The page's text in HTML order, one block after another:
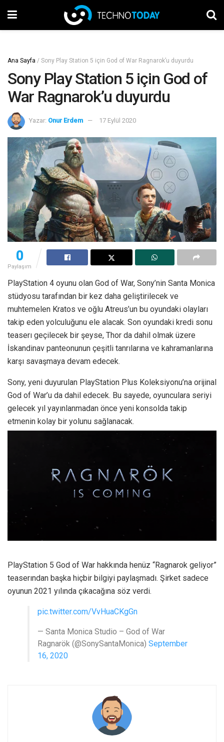
Ana Sayfa / Sony Play Station 5 için God of War Ragnarok’u duyurdu
Sony Play Station 5 için God of
War Ragnarok’u duyurdu
Yazar: Onur Erdem 17 Eylül 2020
0
Paylaşım
PlayStation 4 oyunu olan God of War, Sony’nin Santa Monica
stüdyosu tarafından bir kez daha geliştirilecek ve
muhtemelen Kratos ve oğlu Atreus’un bu oyundaki olayları
takip eden yolculuğunu ele alacak. Son oyundaki kredi sonu
teaserı geçilecek bir şeyse, Thor da dahil olmak üzere
İskandinav panteonunun çeşitli tanrılarına ve kahramanlarına
karşı savaşmaya devam edecek.
Sony, yeni duyurulan PlayStation Plus Koleksiyonu’na orijinal
God of War’u da dahil edecek. Bu sayede, oyunculara seriyi
gelecek yıl yayınlanmadan önce yeni konsolda takip
etmenin kolay bir yolunu sağlanacak.
PlayStation 5 God of War hakkında henüz “Ragnarok geliyor”
teaserından başka hiçbir bilgiyi paylaşmadı. Şirket sadece
oyunun 2021 yılında çıkacağına söz verdi.
pic.twitter.com/VvHuaCKgGn
— Santa Monica Studio – God of War
Ragnarök (@SonySantaMonica) September
16, 2020